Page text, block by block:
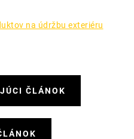
na údržbu exteriéru
ČLÁNOK